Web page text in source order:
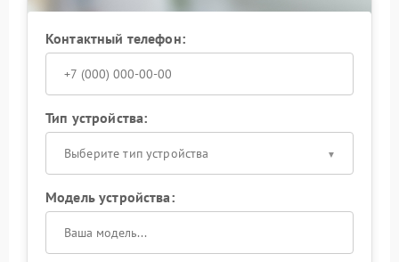
Контактный телефон:
Тип устройства:
Выберите тип устройства
Модель устройства: